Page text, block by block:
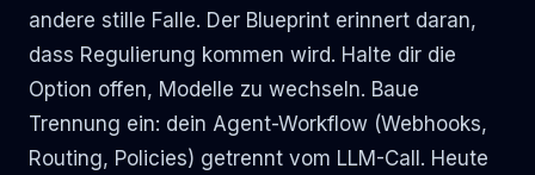
andere stille Falle. Der Blueprint erinnert daran,
dass Regulierung kommen wird. Halte dir die
Option offen, Modelle zu wechseln. Baue
Trennung ein: dein Agent-Workflow (Webhooks,
Routing, Policies) getrennt vom LLM-Call. Heute